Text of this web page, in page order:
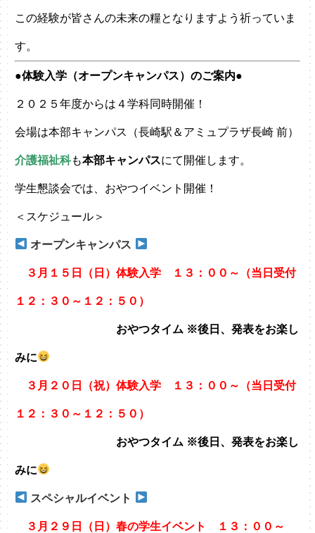
この経験が皆さんの未来の糧となりますよう祈っていま
す。
●体験入学（オープンキャンパス）のご案内●
２０２５年度からは４学科同時開催！
会場は本部キャンパス（長崎駅＆アミュプラザ長崎 前）
介護福祉科も本部キャンパスにて開催します。
学生懇談会では、おやつイベント開催！
＜スケジュール＞
オープンキャンパス
３ 月１５日（日）体験入学 １３：００～（当日受付
１２：３０～１２：５０）
おやつタイム ※後日、発表をお楽し
みに
３月２０日（祝）体験入学 １３：００～（当日受付
１２：３０～１２：５０）
おやつタイム ※後日、発表をお楽し
みに
スペシャルイベント
３月２９日（日）春の学生イベント １３：００～